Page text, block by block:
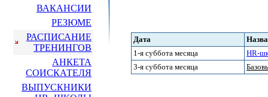
ВАКАНСИИ
РЕЗЮМЕ
РАСПИСАНИЕ
ТРЕНИНГОВ
АНКЕТА
СОИСКАТЕЛЯ
ВЫПУСКНИКИ
Дата
1-я суббота месяца
HR-
3-я суббота месяца